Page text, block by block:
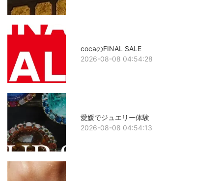
cocaのFINAL SALE
2026-08-08 04:54:28
愛媛でジュエリー体験
2026-08-08 04:54:13